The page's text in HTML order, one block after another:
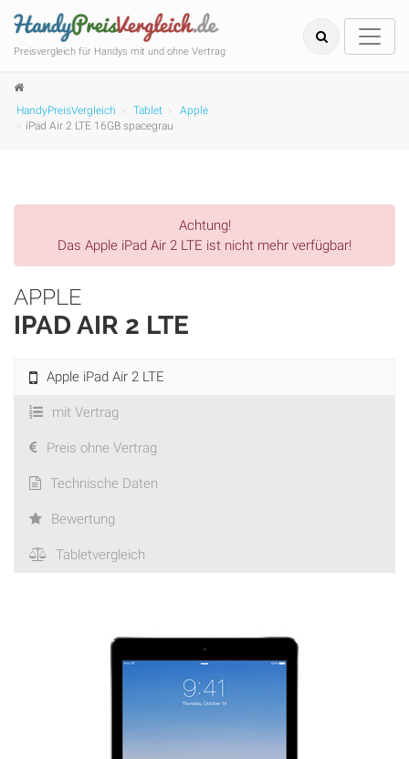
Preisvergleich für Handys mit und ohne Vertrag
HandyPreisVergleich Tablet
Apple
iPad Air 2 LTE 16GB spacegrau
Achtung!
Das Apple iPad Air 2 LTE ist nicht mehr verfügbar!
APPLE
IPAD AIR 2 LTE
Apple iPad Air 2 LTE
mit Vertrag
Preis ohne Vertrag
Technische Daten
Bewertung
Tabletvergleich